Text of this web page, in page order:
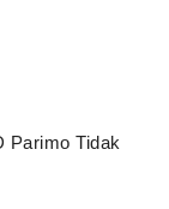
Parimo Tidak